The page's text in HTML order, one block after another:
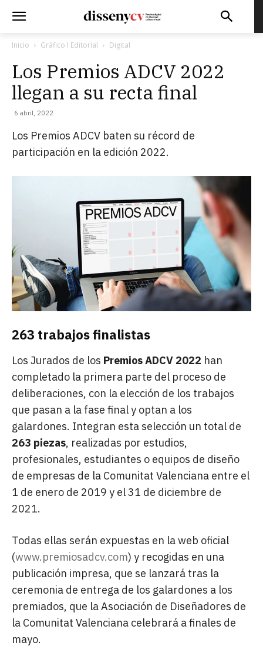
Inicio Gráfico I Editorial Digital
Los Premios ADCV 2022
llegan a su recta final
6 abril, 2022
Los Premios ADCV baten su récord de
participación en la edición 2022.
263 trabajos finalistas
Los Jurados de los Premios ADCV 2022 han
completado la primera parte del proceso de
deliberaciones, con la elección de los trabajos
que pasan a la fase final y optan a los
galardones. Integran esta selección un total de
263 piezas, realizadas por estudios,
profesionales, estudiantes o equipos de diseño
de empresas de la Comunitat Valenciana entre el
1 de enero de 2019 y el 31 de diciembre de
2021.
Todas ellas serán expuestas en la web oficial
(www.premiosadcv.com) y recogidas en una
publicación impresa, que se lanzará tras la
ceremonia de entrega de los galardones a los
premiados, que la Asociación de Diseñadores de
la Comunitat Valenciana celebrará a finales de
mayo.